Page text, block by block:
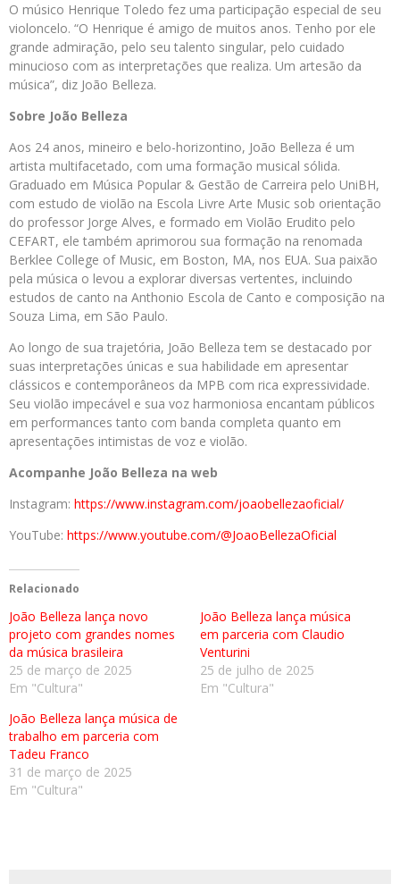
O músico Henrique Toledo fez uma participação especial de seu
violoncelo. “O Henrique é amigo de muitos anos. Tenho por ele
grande admiração, pelo seu talento singular, pelo cuidado
minucioso com as interpretações que realiza. Um artesão da
música”, diz João Belleza.
Sobre João Belleza
Aos 24 anos, mineiro e belo-horizontino, João Belleza é um
artista multifacetado, com uma formação musical sólida.
Graduado em Música Popular & Gestão de Carreira pelo UniBH,
com estudo de violão na Escola Livre Arte Music sob orientação
do professor Jorge Alves, e formado em Violão Erudito pelo
CEFART, ele também aprimorou sua formação na renomada
Berklee College of Music, em Boston, MA, nos EUA. Sua paixão
pela música o levou a explorar diversas vertentes, incluindo
estudos de canto na Anthonio Escola de Canto e composição na
Souza Lima, em São Paulo.
Ao longo de sua trajetória, João Belleza tem se destacado por
suas interpretações únicas e sua habilidade em apresentar
clássicos e contemporâneos da MPB com rica expressividade.
Seu violão impecável e sua voz harmoniosa encantam públicos
em performances tanto com banda completa quanto em
apresentações intimistas de voz e violão.
Acompanhe João Belleza na web
Instagram: https://www.instagram.com/joaobellezaoficial/
YouTube: https://www.youtube.com/@JoaoBellezaOficial
Relacionado
João Belleza lança novo
projeto com grandes nomes
da música brasileira
25 de março de 2025
Em "Cultura"
João Belleza lança música
em parceria com Claudio
Venturini
25 de julho de 2025
Em "Cultura"
João Belleza lança música de
trabalho em parceria com
Tadeu Franco
31 de março de 2025
Em "Cultura"